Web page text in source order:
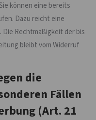
können eine bereits
Dazu reicht eine
Die Rechtmäßigkeit der bis
bleibt vom Widerruf
die
Fällen
(Art. 21